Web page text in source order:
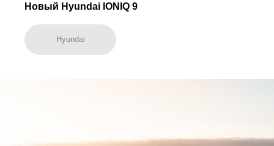
Новый Hyundai IONIQ 9
Hyundai